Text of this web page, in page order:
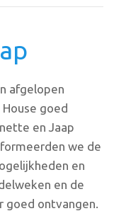
afgelopen
goed
en Jaap
we de
en
en de
goed ontvangen.